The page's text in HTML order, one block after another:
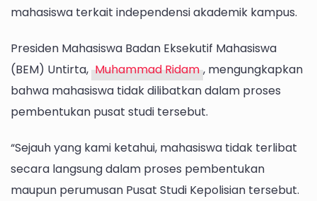
mahasiswa terkait independensi akademik kampus.
Presiden Mahasiswa Badan Eksekutif Mahasiswa
(BEM) Untirta, Muhammad Ridam , mengungkapkan
bahwa mahasiswa tidak dilibatkan dalam proses
pembentukan pusat studi tersebut.
“Sejauh yang kami ketahui, mahasiswa tidak terlibat
secara langsung dalam proses pembentukan
maupun perumusan Pusat Studi Kepolisian tersebut.